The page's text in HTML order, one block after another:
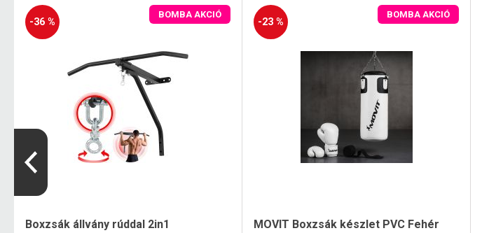
-36 %
BOMBA AKCIÓ
Boxzsák állvány rúddal 2in1
-23 %
BOMBA AKCIÓ
MOVIT Boxzsák készlet PVC Fehér